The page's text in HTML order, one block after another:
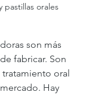
pastillas orales
son más
fabricar. Son
oral
Hay